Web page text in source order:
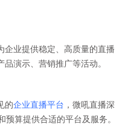
企业提供稳定、高质量的直播
演示、营销推广等活动。
的企业直播平台 ，微吼直播深
算提供合适的平台及服务。